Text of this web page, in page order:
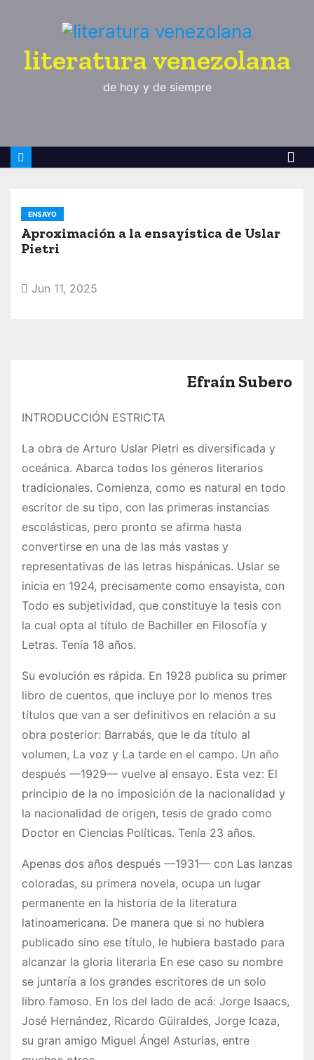
l
c
literatura venezolana
de hoy y de siempre
ENSAYO
Aproximación a la ensayística de Uslar
Pietri
Jun 11, 2025
Efraín Subero
INTRODUCCIÓN ESTRICTA
La obra de Arturo Uslar Pietri es diversificada y
oceánica. Abarca todos los géneros literarios
tradicionales. Comienza, como es natural en todo
escritor de su tipo, con las primeras instancias
escolásticas, pero pronto se afirma hasta
convertirse en una de las más vastas y
representativas de las letras hispánicas. Uslar se
inicia en 1924, precisamente como ensayista, con
Todo es subjetividad, que constituye la tesis con
la cual opta al título de Bachiller en Filosofía y
Letras. Tenía 18 años.
Su evolución es rápida. En 1928 publica su primer
libro de cuentos, que incluye por lo menos tres
títulos que van a ser definitivos en relación a su
obra posterior: Barrabás, que le da título al
volumen, La voz y La tarde en el campo. Un año
después —1929— vuelve al ensayo. Esta vez: El
principio de la no imposición de la nacionalidad y
la nacionalidad de origen, tesis de grado como
Doctor en Ciencias Políticas. Tenía 23 años.
Apenas dos años después —1931— con Las lanzas
coloradas, su primera novela, ocupa un lugar
permanente en la historia de la literatura
latinoamericana. De manera que si no hubiera
publicado sino ese título, le hubiera bastado para
alcanzar la gloria literaria En ese caso su nombre
se juntaría a los grandes escritores de un solo
libro famoso. En los del lado de acá: Jorge Isaacs,
José Hernández, Ricardo Güiraldes, Jorge Icaza,
su gran amigo Miguel Ángel Asturias, entre